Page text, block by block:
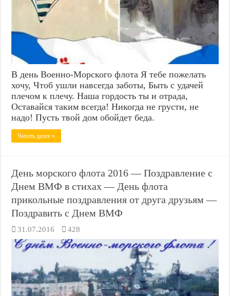
В день Военно-Морского флота Я тебе пожелать
хочу, Чтоб ушли навсегда заботы, Быть с удачей
плечом к плечу. Наша гордость ты и отрада,
Оставайся таким всегда! Никогда не грусти, не
надо! Пусть твой дом обойдет беда.
Читать далее »
День морского флота 2016 — Поздравление с
Днем ВМФ в стихах — День флота
прикольные поздравления от друга друзьям —
Поздравить с Днем ВМФ
31.07.2016 428